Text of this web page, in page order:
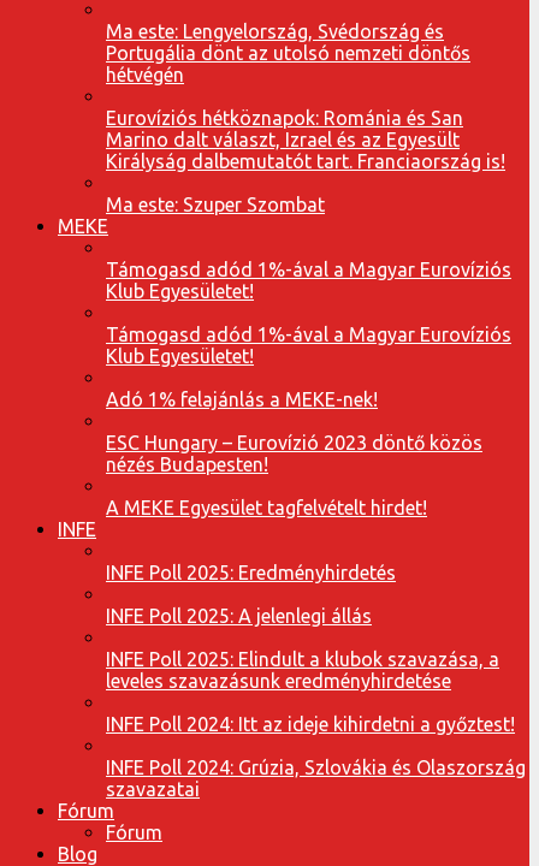
Ma este: Lengyelország, Svédország és
Portugália dönt az utolsó nemzeti döntős
hétvégén
Eurovíziós hétköznapok: Románia és San
Marino dalt választ, Izrael és az Egyesült
Királyság dalbemutatót tart. Franciaország is!
Ma este: Szuper Szombat
MEKE
Támogasd adód 1%-ával a Magyar Eurovíziós
Klub Egyesületet!
Támogasd adód 1%-ával a Magyar Eurovíziós
Klub Egyesületet!
Adó 1% felajánlás a MEKE-nek!
ESC Hungary – Eurovízió 2023 döntő közös
nézés Budapesten!
A MEKE Egyesület tagfelvételt hirdet!
INFE
INFE Poll 2025: Eredményhirdetés
INFE Poll 2025: A jelenlegi állás
INFE Poll 2025: Elindult a klubok szavazása, a
leveles szavazásunk eredményhirdetése
INFE Poll 2024: Itt az ideje kihirdetni a győztest!
INFE Poll 2024: Grúzia, Szlovákia és Olaszország
szavazatai
Fórum
Fórum
Blog